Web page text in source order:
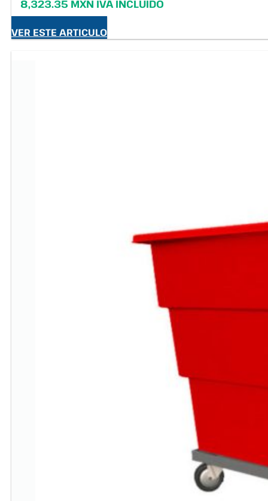
8,323.35 MXN IVA INCLUIDO
VER ESTE ARTICULO